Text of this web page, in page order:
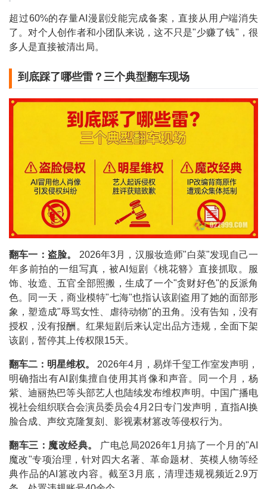
超过60%的存量AI漫剧没能完成备案，直接从用户端消失
了。对个人创作者和小团队来说，这不只是"少赚了钱"，很
多人是直接被清出局。
到底踩了哪些雷？三个典型翻车现场
翻车一：盗脸。
2026年3月，汉服妆造师"白菜"发现自己一
年多前拍的一组写真，被AI短剧《桃花簪》直接抓取。服
饰、妆造、五官全部照搬，生成了一个"贪财好色"的反派角
色。同一天，商业模特"七海"也指认该剧盗用了她的面部形
象，塑造成"辱骂女性、虐待动物"的丑角。没有告知，没有
授权，没有报酬。红果短剧后来认定出品方违规，全面下架
该剧，暂停其上传权限15天。
翻车二：明星维权。
2026年4月，易烊千玺工作室发声明，
明确指出有AI剧集擅自使用其肖像和声音。同一个月，杨
紫、迪丽热巴等头部艺人也陆续发布维权声明。中国广播电
视社会组织联合会演员委员会4月2日专门发声明，直指AI换
脸合成、声纹克隆复刻、影视素材篡改等侵权行为。
翻车三：魔改经典。
广电总局2026年1月搞了一个月的"AI
魔改"专项治理，针对四大名著、革命题材、英模人物等经
典作品的AI篡改内容。截至3月底，清理违规视频近2.9万